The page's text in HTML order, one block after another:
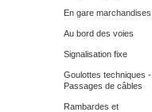
En gare marchandises
Au bord des voies
Signalisation fixe
Goulottes techniques -
Passages de câbles
Rambardes et